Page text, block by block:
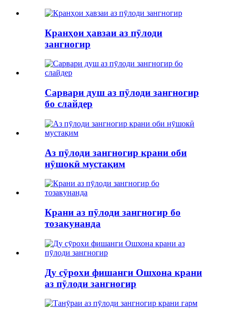
Кранҳои ҳавзаи аз пӯлоди
зангногир
Сарвари душ аз пӯлоди зангногир
бо слайдер
Аз пӯлоди зангногир крани оби
нӯшокӣ мустақим
Крани аз пӯлоди зангногир бо
тозакунанда
Ду сӯрохи фишанги Ошхона крани
аз пӯлоди зангногир